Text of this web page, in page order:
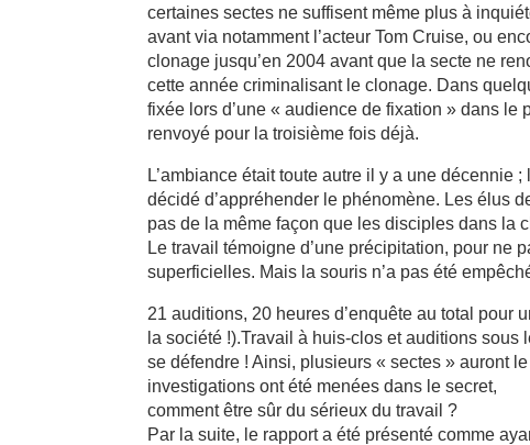
certaines sectes ne suffisent même plus à
avant via notamment l’acteur Tom Cruise, ou
clonage jusqu’en 2004 avant que la secte ne
cette année criminalisant le clonage. Dans
fixée lors d’une « audience de fixation » dans le
renvoyé pour la troisième fois déjà.
L’ambiance était toute autre il y a une décennie
décidé d’appréhender le phénomène. Les élus
pas de la même façon que les disciples dans la
Le travail témoigne d’une précipitation, pour ne
superficielles. Mais la souris n’a pas été
21 auditions, 20 heures d’enquête au total pour
la société !).Travail à huis-clos et auditions
se défendre ! Ainsi, plusieurs « sectes » auront
investigations ont été menées dans le secret,
comment être sûr du sérieux du travail ?
Par la suite, le rapport a été présenté comme